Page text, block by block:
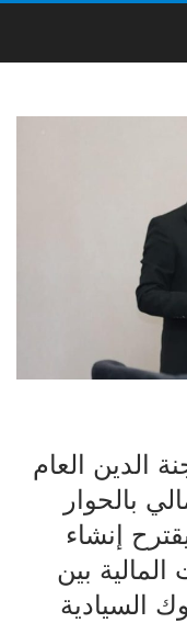
الدين العام
بالحوار
إنشاء
بين
السيادية